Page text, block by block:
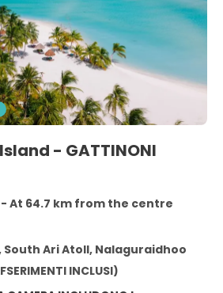
- GATTINONI
At 64.7 km from the centre
Ari Atoll, Nalaguraidhoo
INCLUSI)